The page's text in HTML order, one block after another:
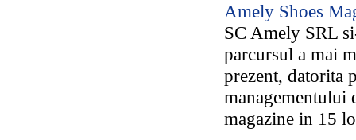
Amely Shoes
SC Amely SRL
parcursul a mai
prezent, datorita
managementului
magazine in 15